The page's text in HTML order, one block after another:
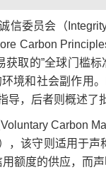
信委员会（
Carbon
获取的”全球门槛
境和社会副作用
导，后者则概述了
Carbon
，该守则适用于
额度的供应，而